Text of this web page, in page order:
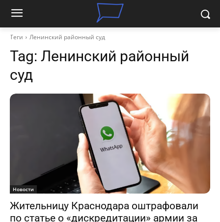
Теги Ленинский районный суд
Tag: Ленинский районный
суд
Новости
Жительницу Краснодара оштрафовали
по статье о «дискредитации» армии за